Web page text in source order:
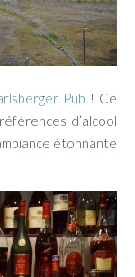
Pub ! Ce
d’alcool
étonnante